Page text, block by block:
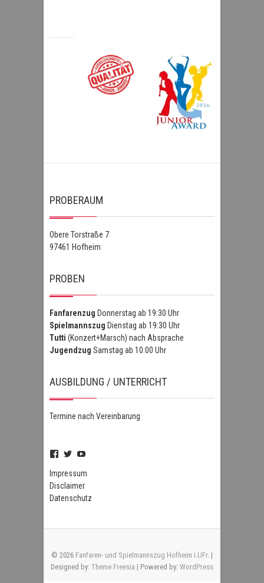
PROBERAUM
Obere Torstraße 7
97461 Hofheim
PROBEN
Fanfarenzug Donnerstag ab 19:30 Uhr
Spielmannszug Dienstag ab 19:30 Uhr
Tutti (Konzert+Marsch) nach Absprache
Jugendzug Samstag ab 10:00 Uhr
AUSBILDUNG / UNTERRICHT
Termine nach Vereinbarung
Profil
FSZHofheim
auf
Facebook
anzeigen
Profil
FSZHOH
auf
Twitter
anzeigen
UCIPUnOSBlWxEpiBka0jOAfw
anzeigen
Impressum
Disclaimer
Datenschutz
© 2026 Fanfaren- und Spielmannszug Hofheim i.UFr. |
Designed by: Theme Freesia | Powered by: WordPress